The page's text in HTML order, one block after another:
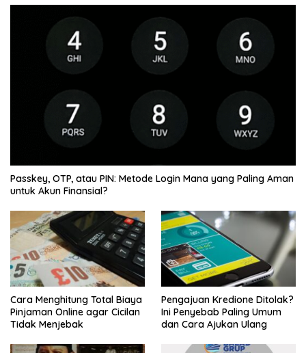
Passkey, OTP, atau PIN: Metode Login Mana yang Paling Aman
untuk Akun Finansial?
Cara Menghitung Total Biaya
Pinjaman Online agar Cicilan
Tidak Menjebak
Pengajuan Kredione Ditolak?
Ini Penyebab Paling Umum
dan Cara Ajukan Ulang